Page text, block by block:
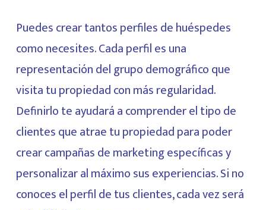
Puedes crear tantos perfiles de huéspedes
como necesites. Cada perfil es una
representación del grupo demográfico que
visita tu propiedad con más regularidad.
Definirlo te ayudará a comprender el tipo de
clientes que atrae tu propiedad para poder
crear campañas de marketing específicas y
personalizar al máximo sus experiencias. Si no
conoces el perfil de tus clientes, cada vez será